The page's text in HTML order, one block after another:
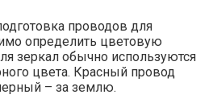
проводов для
определить цветовую
зеркал обычно используются
цвета. Красный провод
– за землю.